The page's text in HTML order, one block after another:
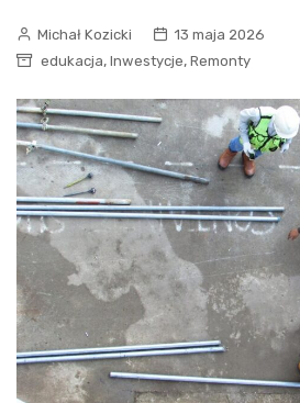
Michał Kozicki
13 maja 2026
edukacja, Inwestycje, Remonty